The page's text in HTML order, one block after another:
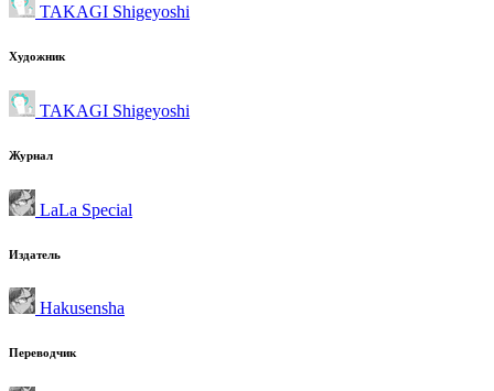
TAKAGI Shigeyoshi
Художник
TAKAGI Shigeyoshi
Журнал
LaLa Special
Издатель
Hakusensha
Переводчик